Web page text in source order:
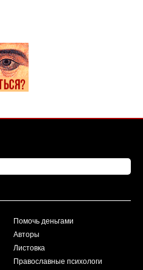
Помочь деньгами
Авторы
Листовка
Православные психологи